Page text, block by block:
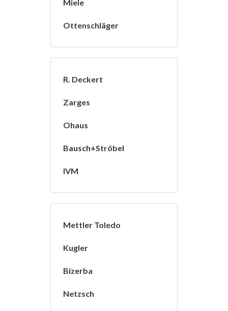
Miele
Ottenschläger
R. Deckert
Zarges
Ohaus
Bausch+Ströbel
IVM
Mettler Toledo
Kugler
Bizerba
Netzsch